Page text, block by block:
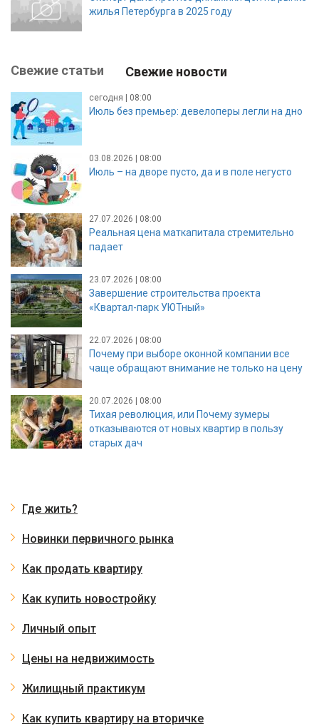
жилья Петербурга в 2025 году
Свежие статьи Свежие новости
сегодня | 08:00
Июль без премьер: девелоперы легли на дно
03.08.2026 | 08:00
Июль – на дворе пусто, да и в поле негусто
27.07.2026 | 08:00
Реальная цена маткапитала стремительно
падает
23.07.2026 | 08:00
Завершение строительства проекта
«Квартал-парк УЮТный»
22.07.2026 | 08:00
Почему при выборе оконной компании все
чаще обращают внимание не только на цену
20.07.2026 | 08:00
Тихая революция, или Почему зумеры
отказываются от новых квартир в пользу
старых дач
Где жить?
Новинки первичного рынка
Как продать квартиру
Как купить новостройку
Личный опыт
Цены на недвижимость
Жилищный практикум
Как купить квартиру на вторичке